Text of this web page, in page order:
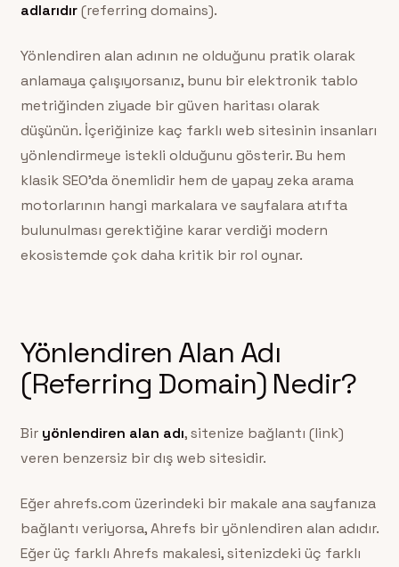
adlarıdır(referring domains).
Yönlendiren alan adının ne olduğunu pratik olarak
anlamaya çalışıyorsanız, bunu bir elektronik tablo
metriğinden ziyade bir güven haritası olarak
düşünün. İçeriğinize kaç farklı web sitesinin insanları
yönlendirmeye istekli olduğunu gösterir. Bu hem
klasik SEO’da önemlidir hem de yapay zeka arama
motorlarının hangi markalara ve sayfalara atıfta
bulunulması gerektiğine karar verdiği modern
ekosistemde çok daha kritik bir rol oynar.
Yönlendiren Alan Adı
(Referring Domain) Nedir?
Bir yönlendiren alan adı, sitenize bağlantı (link)
veren benzersiz bir dış web sitesidir.
Eğer ahrefs.com üzerindeki bir makale ana sayfanıza
bağlantı veriyorsa, Ahrefs bir yönlendiren alan adıdır.
Eğer üç farklı Ahrefs makalesi, sitenizdeki üç farklı